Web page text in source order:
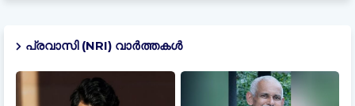
പ്രവാസി (NRI) വാർത്തകൾ